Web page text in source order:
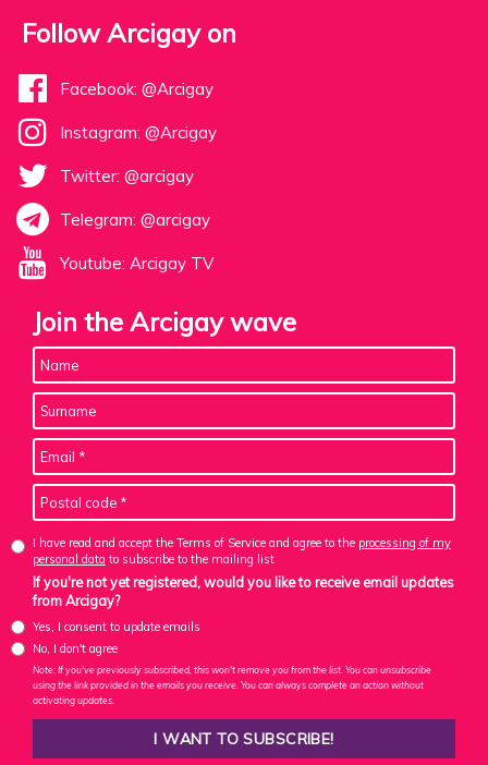
Follow Arcigay on
Facebook: @Arcigay
Instagram: @Arcigay
Twitter: @arcigay
Telegram: @arcigay
Youtube: Arcigay TV
Join the Arcigay wave
I have read and accept the Terms of Service and agree to the processing of my
personal data to subscribe to the mailing list
If you're not yet registered, would you like to receive email updates
from Arcigay?
Yes, I consent to update emails
No, I don't agree
Note: If you've previously subscribed, this won't remove you from the list. You can unsubscribe
using the link provided in the emails you receive. You can always complete an action without
activating updates.